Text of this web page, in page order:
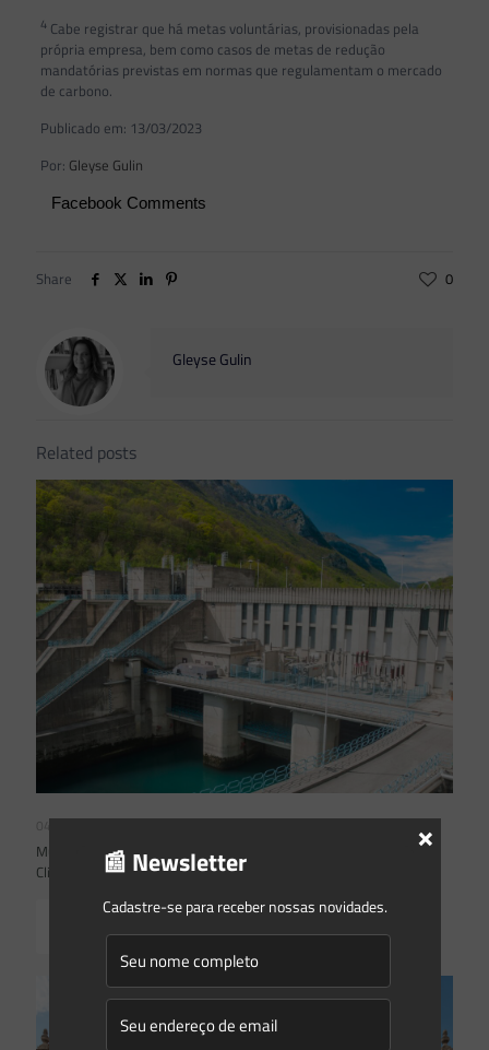
4 Cabe registrar que há metas voluntárias, provisionadas pela
própria empresa, bem como casos de metas de redução
mandatórias previstas em normas que regulamentam o mercado
de carbono.
Publicado em: 13/03/2023
Por: Gleyse Gulin
Facebook Comments
Share 0
Gleyse Gulin
Related posts
Mudanças climáticas, risco operacional e a relevância do Plano
Clima 2026 para as hidrelétricas
📰 Newsletter
Cadastre-se para receber nossas novidades.
×